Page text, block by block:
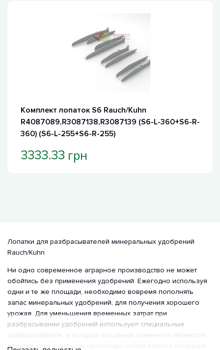
Комплект лопаток S6 Rauch/Kuhn
R4087089,R3087138,R3087139 (S6-L-360+S6-R-
360) (S6-L-255+S6-R-255)
3333.33 грн
Лопатки для разбрасывателей минеральных удобрений
Rauch/Kuhn
Ни одно современное аграрное производство не может
обойтись без применения удобрений. Ежегодно используя
одни и те же площади, необходимо вовремя пополнять
запас минеральных удобрений, для получения хорошего
урожая. Для уменьшения временных затрат при
разбрасывании удобрений используют специальные
разбрасыватели, в которых основным элементом являются
лопатки. С их помощью происходит самая важная операция –